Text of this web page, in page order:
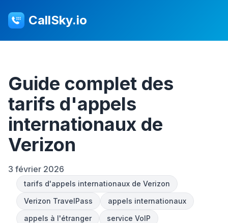
CallSky.io
Guide complet des
tarifs d'appels
internationaux de
Verizon
3 février 2026
tarifs d'appels internationaux de Verizon
Verizon TravelPass
appels internationaux
appels à l'étranger
service VoIP